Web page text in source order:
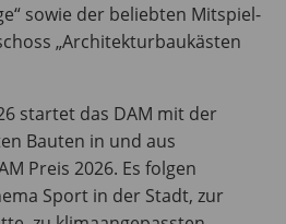
sowie der beliebten Mitspiel-
„Architekturbaukästen
startet das DAM mit der
Bauten in und aus
Preis 2026. Es folgen
Sport in der Stadt, zur